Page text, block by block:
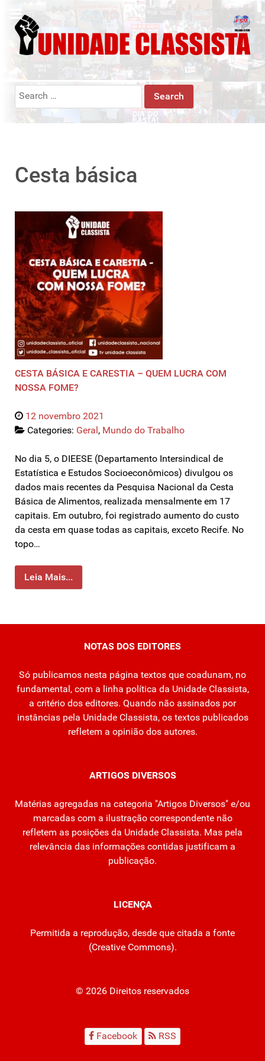
Search
Cesta básica
CESTA BÁSICA E CARESTIA – QUEM LUCRA COM
NOSSA FOME?
12 novembro 2021
Categories: Geral, Mundo do Trabalho
No dia 5, o DIEESE (Departamento Intersindical de
Estatística e Estudos Socioeconômicos) divulgou os
dados mais recentes da Pesquisa Nacional da Cesta
Básica de Alimentos, realizada mensalmente em 17
capitais. Em outubro, foi registrado aumento do custo
da cesta em quase todas as capitais, exceto Recife. No
topo…
Leia Mais...
NOTAS DOS EDITORES
Só publicamos nesta página textos que coadunam, no
fundamental, com a linha política da Unidade Classista,
a critério dos editores. Quando não assinados por
instâncias pela Unidade Classista, os textos publicados
refletem a opinião dos autores.
ARTIGOS DIVERSOS
Matérias agregadas na categoria "Artigos Diversos" e/ou
marcadas com a ilustração correspondente não
refletem as posições da Unidade Classista. Mas pela
relevância das informações contidas justificam a
publicação.
LICENÇA
Permitida a reprodução, desde que citada a fonte
(Creative Commons).
© 2026 Direitos reservados
Facebook RSS